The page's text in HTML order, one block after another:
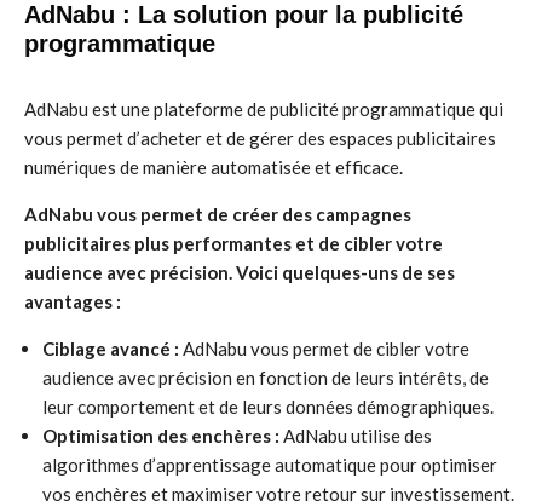
AdNabu : La solution pour la publicité
programmatique
AdNabu est une plateforme de publicité programmatique qui
vous permet d’acheter et de gérer des espaces publicitaires
numériques de manière automatisée et efficace.
AdNabu vous permet de créer des campagnes
publicitaires plus performantes et de cibler votre
audience avec précision. Voici quelques-uns de ses
avantages :
Ciblage avancé : AdNabu vous permet de cibler votre
audience avec précision en fonction de leurs intérêts, de
leur comportement et de leurs données démographiques.
Optimisation des enchères : AdNabu utilise des
algorithmes d’apprentissage automatique pour optimiser
vos enchères et maximiser votre retour sur investissement.